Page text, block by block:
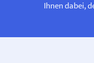
Ihnen dabei,